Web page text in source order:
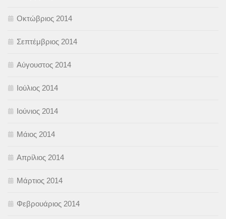
Οκτώβριος 2014
Σεπτέμβριος 2014
Αύγουστος 2014
Ιούλιος 2014
Ιούνιος 2014
Μάιος 2014
Απρίλιος 2014
Μάρτιος 2014
Φεβρουάριος 2014